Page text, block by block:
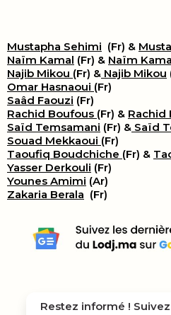
Mustapha Sehimi (Fr) &
Naïm Kamal (Fr) & Naïm
Najib Mikou (Fr) & Najib Mikou
Omar Hasnaoui (Fr)
Saâd Faouzi (Fr)
Rachid Boufous (Fr) & Rachid
Saïd Temsamani (Fr) & Saïd
Souad Mekkaoui (Fr)
Taoufiq Boudchiche (Fr) &
Yasser Derkouli (Fr)
Younes Amimi (Ar)
Zakaria Berala (Fr)
Restez informé ! Suivez